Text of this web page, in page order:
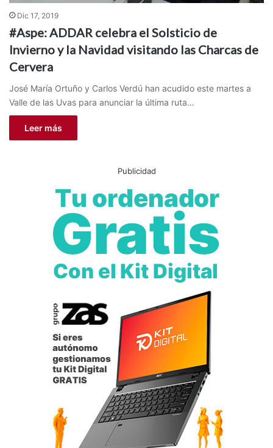
Dic 17, 2019
#Aspe: ADDAR celebra el Solsticio de
Invierno y la Navidad visitando las Charcas de
Cervera
José María Ortuño y Carlos Verdú han acudido este martes a
Valle de las Uvas para anunciar la última ruta…
Leer más
Publicidad